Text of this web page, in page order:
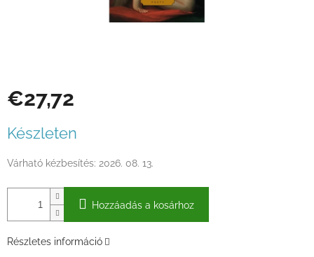
€27,72
Készleten
Várható kézbesítés: 2026. 08. 13.
Hozzáadás a kosárhoz
Részletes információ